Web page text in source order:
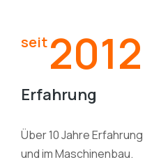
seit2012
Erfahrung
Über 10 Jahre
und im Maschinenbau.